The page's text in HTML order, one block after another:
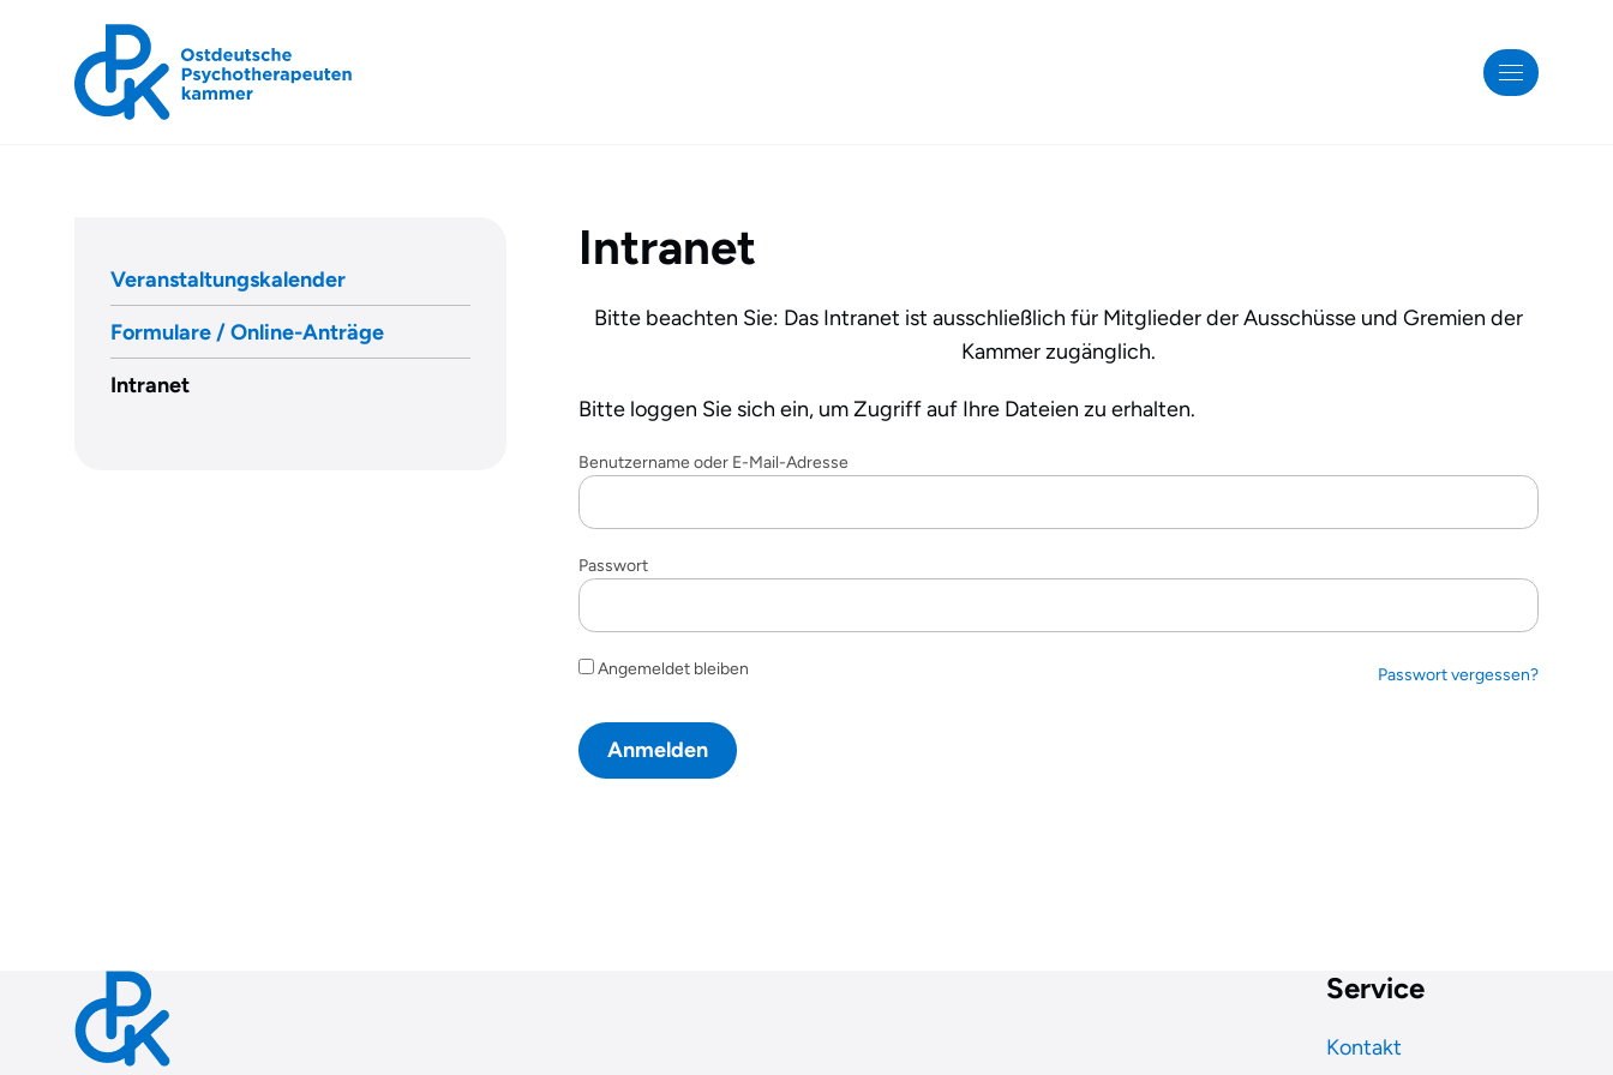
Intranet
Bitte beachten Sie: Das Intranet ist ausschließlich für Mitglieder der Ausschüsse und Gremien der
Kammer zugänglich.
Bitte loggen Sie sich ein, um Zugriff auf Ihre Dateien zu erhalten.
Benutzername oder E-Mail-Adresse
Passwort
Passwort vergessen?
Angemeldet bleiben
Veranstaltungskalender
Formulare / Online-Anträge
Intranet
Service
Kontakt